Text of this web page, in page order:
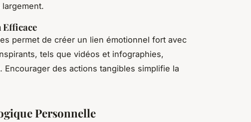
permet de créer un lien émotionnel fort avec
tels que vidéos et infographies,
Encourager des actions tangibles simplifie la
Personnelle